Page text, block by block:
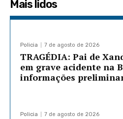
Mais lidos
Policia 7 de agosto de 2026
TRAGÉDIA: Pai de
em grave acidente na
informações
Policia 7 de agosto de 2026